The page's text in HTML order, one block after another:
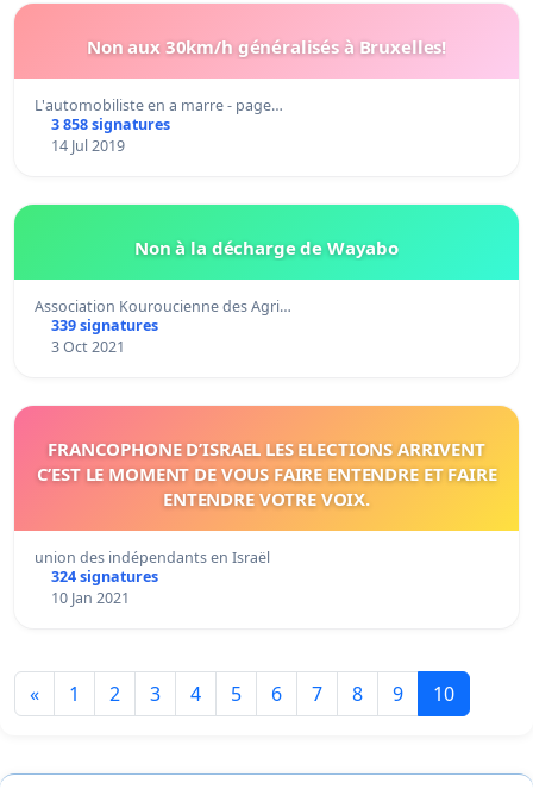
Non aux 30km/h généralisés à Bruxelles!
L'automobiliste en a marre - page…
3 858 signatures
14 Jul 2019
Non à la décharge de Wayabo
Association Kouroucienne des Agri…
339 signatures
3 Oct 2021
FRANCOPHONE D’ISRAEL LES ELECTIONS ARRIVENT
C’EST LE MOMENT DE VOUS FAIRE ENTENDRE ET FAIRE
ENTENDRE VOTRE VOIX.
union des indépendants en Israël
324 signatures
10 Jan 2021
« 1 2 3 4 5 6 7 8 9 10